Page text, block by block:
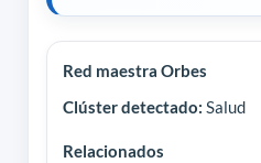
Red maestra Orbes
Clúster detectado: Salud
Relacionados